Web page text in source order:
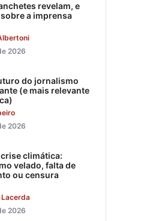
revelam, e
a imprensa
2026
do jornalismo
(e mais relevante
2026
climática:
velado, falta de
ou censura
2026